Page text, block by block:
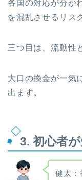
各国の対応が分か
を混乱させるリス
三つ目は、流動性
大口の換金が一気
出ます。
3. 初心者
健太：